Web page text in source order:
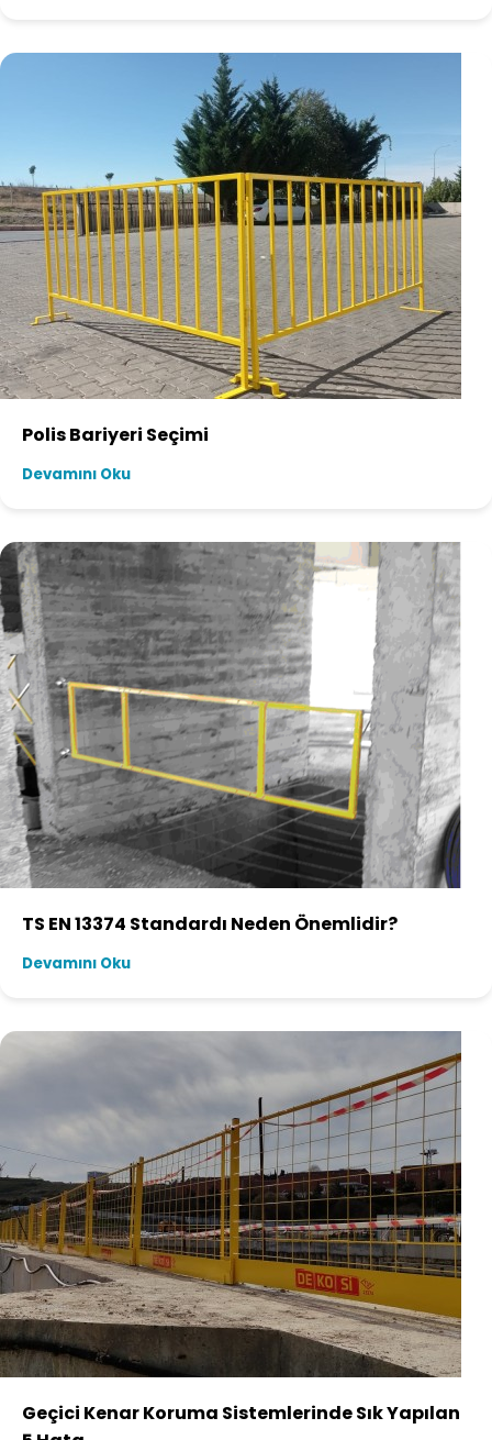
Polis Bariyeri Seçimi
Devamını Oku
TS EN 13374 Standardı Neden Önemlidir?
Devamını Oku
Geçici Kenar Koruma Sistemlerinde Sık Yapılan